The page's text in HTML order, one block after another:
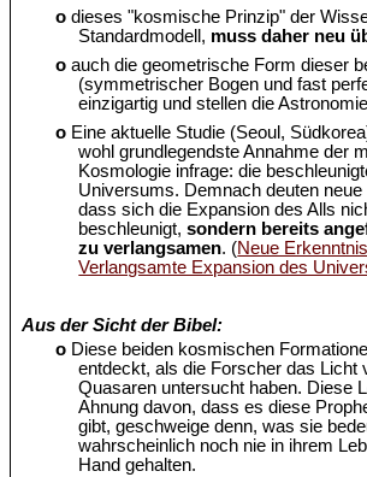
o dieses "kosmische Prinzip" der
Standardmodell, muss daher neu
o auch die geometrische Form dieser
(symmetrischer Bogen und fast
einzigartig und stellen die
o Eine aktuelle Studie (Seoul,
wohl grundlegendste Annahme der
Kosmologie infrage: die
Universums. Demnach deuten neue
dass sich die Expansion des Alls
beschleunigt,sondern bereits
zu verlangsamen. (Neue
Verlangsamte Expansion des
Aus der Sicht der Bibel:
o Diese beiden kosmischen
entdeckt, als die Forscher das Licht
Quasaren untersucht haben. Diese
Ahnung davon, dass es diese
gibt, geschweige denn, was sie
wahrscheinlich noch nie in ihrem
Hand gehalten.